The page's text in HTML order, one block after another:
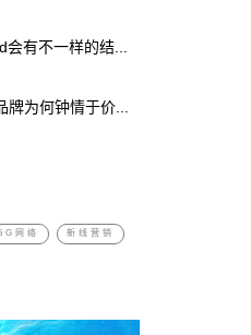
三次入华，Billboard会有不一样的结局吗？
又一新剧引热议，品牌为何钟情于价值观感染营销
网络 新线营销